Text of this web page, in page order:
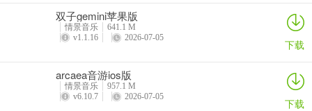
双子gemini苹果版
情景音乐
641.1 M
v1.1.16
2026-07-05 下载
arcaea音游ios版
情景音乐
957.1 M
v6.10.7
2026-07-05 下载